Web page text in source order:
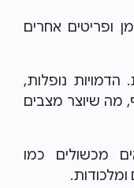
ופריטים אחרים
הדמויות נופלות,
מה שיוצר מצבים
מכשולים כמו